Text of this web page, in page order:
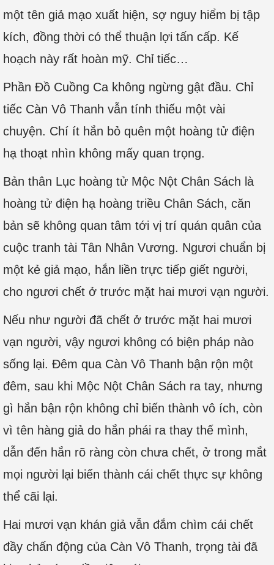
một tên giả mạo xuất hiện, sợ nguy hiểm bị tập
kích, đồng thời có thể thuận lợi tấn cấp. Kế
hoạch này rất hoàn mỹ. Chỉ tiếc…
Phần Đồ Cuồng Ca không ngừng gật đầu. Chỉ
tiếc Càn Vô Thanh vẫn tính thiếu một vài
chuyện. Chí ít hắn bỏ quên một hoàng tử điện
hạ thoạt nhìn không mấy quan trọng.
Bản thân Lục hoàng tử Mộc Nột Chân Sách là
hoàng tử điện hạ hoàng triều Chân Sách, căn
bản sẽ không quan tâm tới vị trí quán quân của
cuộc tranh tài Tân Nhân Vương. Ngươi chuẩn bị
một kẻ giả mạo, hắn liền trực tiếp giết người,
cho ngươi chết ở trước mặt hai mươi vạn người.
Nếu như người đã chết ở trước mặt hai mươi
vạn người, vậy ngươi không có biện pháp nào
sống lại. Đêm qua Càn Vô Thanh bận rộn một
đêm, sau khi Mộc Nột Chân Sách ra tay, nhưng
gì hắn bận rộn không chỉ biến thành vô ích, còn
vì tên hàng giả do hắn phái ra thay thế mình,
dẫn đến hắn rõ ràng còn chưa chết, ở trong mắt
mọi người lại biến thành cái chết thực sự không
thể cãi lại.
Hai mươi vạn khán giả vẫn đắm chìm cái chết
đầy chấn động của Càn Vô Thanh, trọng tài đã